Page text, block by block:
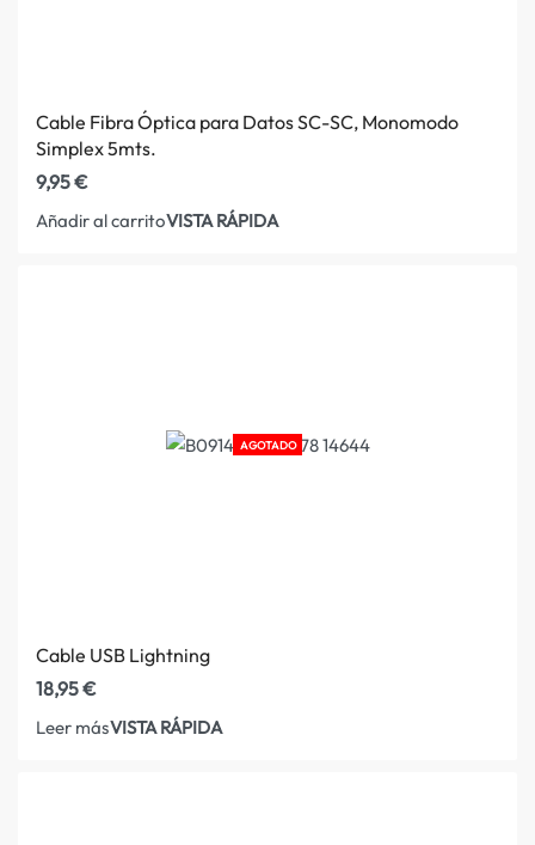
Cable Fibra Óptica para Datos SC-SC, Monomodo
Simplex 5mts.
9,95€
Añadir al carritoVISTA RÁPIDA
AGOTADO
Cable USB Lightning
18,95€
Leer másVISTA RÁPIDA